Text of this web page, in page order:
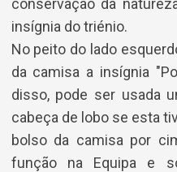
conservação da
insígnia do triénio.
No peito do lado
da camisa a insígnia
disso, pode ser usada
cabeça de lobo se esta
bolso da camisa por
função na Equipa e